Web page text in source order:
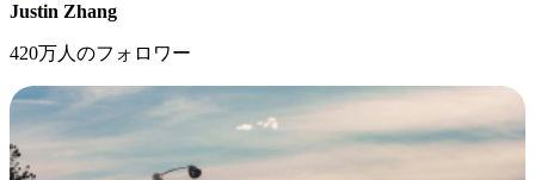
Justin Zhang
420万人のフォロワー